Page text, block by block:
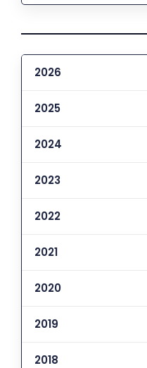
2026
2025
2024
2023
2022
2021
2020
2019
2018